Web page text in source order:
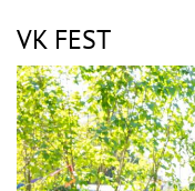
VK FEST